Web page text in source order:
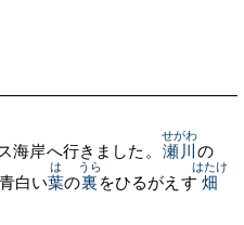
海岸へ行きました。 瀬川
せがわ
の
白い葉
は
の裏
うら
をひるがえす 畑
はたけ